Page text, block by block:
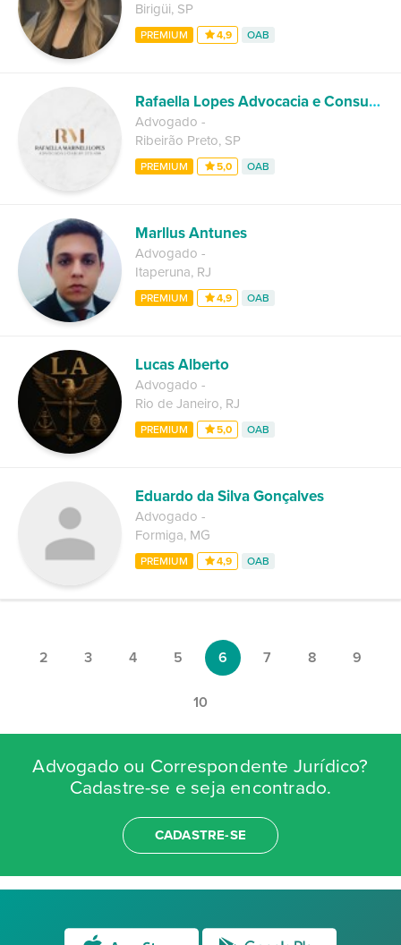
Birigüi, SP
PREMIUM 4,9 OAB
Rafaella Lopes Advocacia e Consultoria Jurídica
Advogado -
Ribeirão Preto, SP
PREMIUM 5,0 OAB
Marllus Antunes
Advogado -
Itaperuna, RJ
PREMIUM 4,9 OAB
Lucas Alberto
Advogado -
Rio de Janeiro, RJ
PREMIUM 5,0 OAB
Eduardo da Silva Gonçalves
Advogado -
Formiga, MG
PREMIUM 4,9 OAB
2 3 4 5 6 7 8 9
10
Advogado ou Correspondente Jurídico?
Cadastre-se e seja encontrado.
CADASTRE-SE